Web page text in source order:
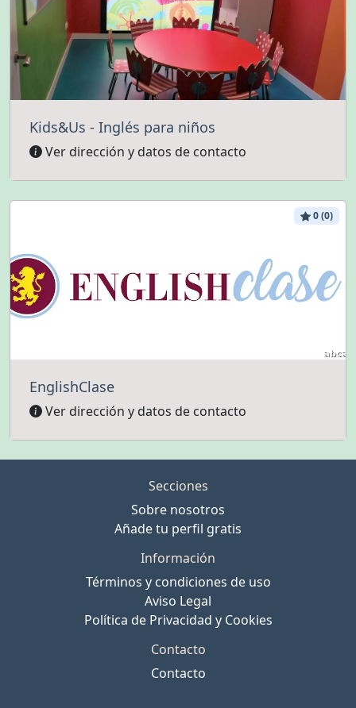
Kids&Us - Inglés para niños
Ver dirección y datos de contacto
0 (0)
EnglishClase
Ver dirección y datos de contacto
Secciones
Sobre nosotros
Añade tu perfil gratis
Información
Términos y condiciones de uso
Aviso Legal
Política de Privacidad y Cookies
Contacto
Contacto